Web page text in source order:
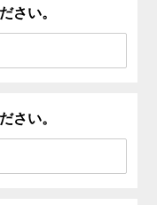
さい。
さい。